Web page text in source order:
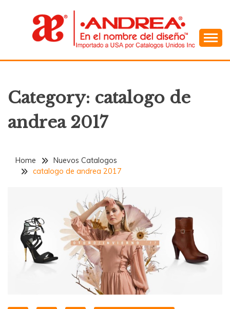
ANDREA
Category: catalogo de
andrea 2017
Home
Nuevos Catalogos
catalogo de andrea 2017